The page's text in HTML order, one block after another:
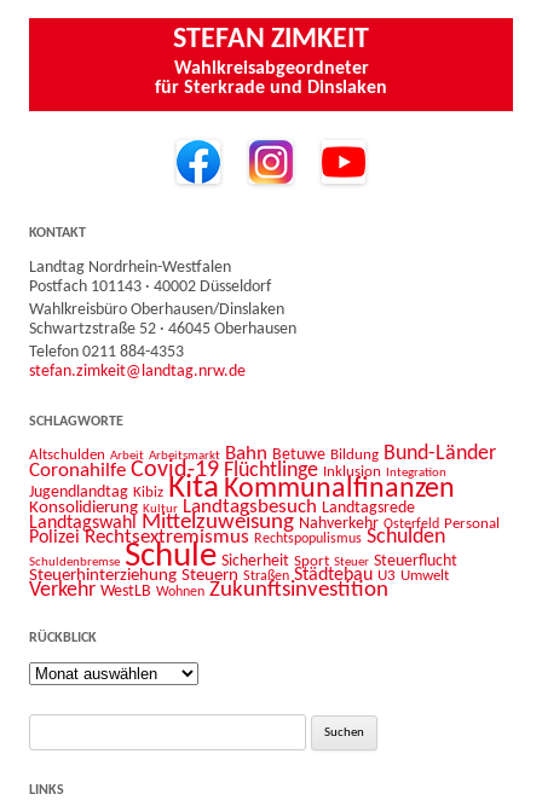
STEFAN ZIMKEIT
Wahlkreisabgeordneter
für Sterkrade und Dinslaken
KONTAKT
Landtag Nordrhein-Westfalen
Postfach 101143 · 40002 Düsseldorf
Wahlkreisbüro Oberhausen/Dinslaken
Schwartzstraße 52 · 46045 Oberhausen
Telefon 0211 884-4353
stefan.zimkeit@landtag.nrw.de
SCHLAGWORTE
Altschulden Arbeit Arbeitsmarkt Bahn Betuwe Bildung Bund-Länder
Coronahilfe Covid-19 Flüchtlinge Inklusion Integration
Jugendlandtag Kibiz Kita Kommunalfinanzen
Konsolidierung Kultur Landtagsbesuch Landtagsrede
Landtagswahl Mittelzuweisung Nahverkehr Osterfeld Personal
Polizei Rechtsextremismus Rechtspopulismus Schulden
Schuldenbremse Schule Sicherheit Sport Steuer Steuerflucht
Steuerhinterziehung Steuern Straßen Städtebau U3 Umwelt
Verkehr WestLB Wohnen Zukunftsinvestition
RÜCKBLICK
Rückblick
LINKS